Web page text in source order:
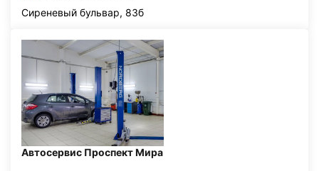
Сиреневый бульвар, 83б
Автосервис Проспект Мира